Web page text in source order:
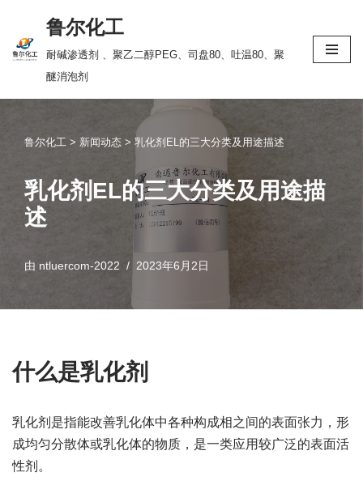
跳
鲁尔化工
耐碱渗透剂 、聚乙二醇PEG、司盘80、吐温80、聚
醚消泡剂
鲁尔化工 > 新闻动态 > 乳化剂EL的三大分类及用途描述
乳化剂EL的三大分类及用途描
述
由 ntluercom-2022 2023年6月2日
什么是乳化剂
乳化剂是指能改善乳化体中各种构成相之间的表面张力，形
成均匀分散体或乳化体的物质，是一类应用较广泛的表面活
性剂。